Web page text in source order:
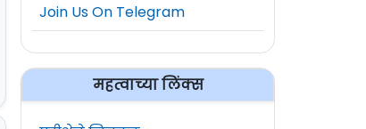
Join Us On Telegram
महत्वाच्या लिंक्स